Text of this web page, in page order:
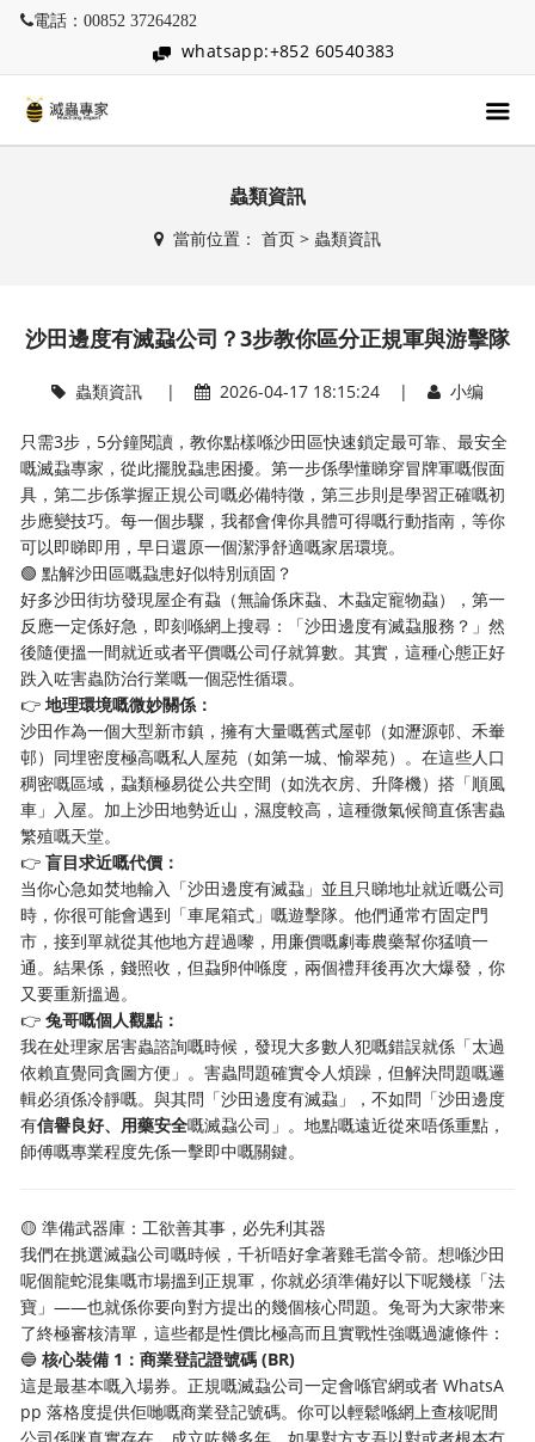
電話：00852 37264282
whatsapp:+852 60540383
蟲類資訊
當前位置： 首页> 蟲類資訊
沙田邊度有滅蝨公司？3步教你區分正規軍與游擊隊
蟲類資訊| 2026-04-17 18:15:24 | 小编
只需3步，5分鐘閱讀，教你點樣喺沙田區快速鎖定最可靠、最安全
嘅滅蝨專家，從此擺脫蝨患困擾。第一步係學懂睇穿冒牌軍嘅假面
具，第二步係掌握正規公司嘅必備特徵，第三步則是學習正確嘅初
步應變技巧。每一個步驟，我都會俾你具體可得嘅行動指南，等你
可以即睇即用，早日還原一個潔淨舒適嘅家居環境。
🟢 點解沙田區嘅蝨患好似特別頑固？
好多沙田街坊發現屋企有蝨（無論係床蝨、木蝨定寵物蝨），第一
反應一定係好急，即刻喺網上搜尋：「沙田邊度有滅蝨服務？」然
後隨便搵一間就近或者平價嘅公司仔就算數。其實，這種心態正好
跌入咗害蟲防治行業嘅一個惡性循環。
👉地理環境嘅微妙關係：
沙田作為一個大型新市鎮，擁有大量嘅舊式屋邨（如瀝源邨、禾輋
邨）同埋密度極高嘅私人屋苑（如第一城、愉翠苑）。在這些人口
稠密嘅區域，蝨類極易從公共空間（如洗衣房、升降機）搭「順風
車」入屋。加上沙田地勢近山，濕度較高，這種微氣候簡直係害蟲
繁殖嘅天堂。
👉盲目求近嘅代價：
当你心急如焚地輸入「沙田邊度有滅蝨」並且只睇地址就近嘅公司
時，你很可能會遇到「車尾箱式」嘅遊擊隊。他們通常冇固定門
市，接到單就從其他地方趕過嚟，用廉價嘅劇毒農藥幫你猛噴一
通。結果係，錢照收，但蝨卵仲喺度，兩個禮拜後再次大爆發，你
又要重新搵過。
👉兔哥嘅個人觀點：
我在处理家居害蟲諮詢嘅時候，發現大多數人犯嘅錯誤就係「太過
依賴直覺同貪圖方便」。害蟲問題確實令人煩躁，但解決問題嘅邏
輯必須係冷靜嘅。與其問「沙田邊度有滅蝨」，不如問「沙田邊度
有信譽良好、用藥安全嘅滅蝨公司」。地點嘅遠近從來唔係重點，
師傅嘅專業程度先係一擊即中嘅關鍵。
🟡 準備武器庫：工欲善其事，必先利其器
我們在挑選滅蝨公司嘅時候，千祈唔好拿著雞毛當令箭。想喺沙田
呢個龍蛇混集嘅市場搵到正規軍，你就必須準備好以下呢幾樣「法
寶」——也就係你要向對方提出的幾個核心問題。兔哥为大家带来
了終極審核清單，這些都是性價比極高而且實戰性強嘅過濾條件：
🔵核心裝備 1：商業登記證號碼 (BR)
這是最基本嘅入場券。正規嘅滅蝨公司一定會喺官網或者 WhatsA
pp 落格度提供佢哋嘅商業登記號碼。你可以輕鬆喺網上查核呢間